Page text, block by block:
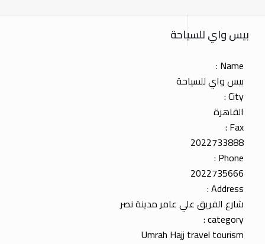
بيس واي للسياحة
Name :
بيس واي للسياحة
City :
القاهرة
Fax :
2022733888
Phone :
2022735666
Address :
شارع الفريق علي عامر مدينة نصر
category :
Umrah Hajj travel tourism